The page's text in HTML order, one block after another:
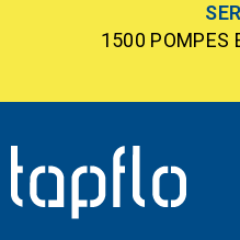
1500 POMPES